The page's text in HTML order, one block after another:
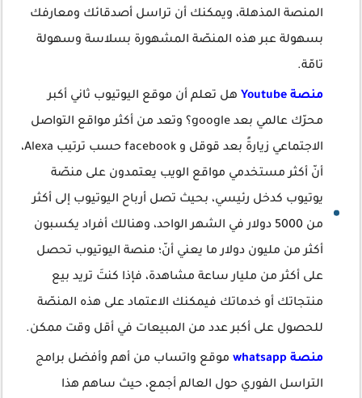
المنصة المذهلة، ويمكنك أن تراسل أصدقائك ومعارفك
بسهولة عبر هذه المنصّة المشهورة بسلاسة وسهولة
تامّة.
منصة Youtube
هل تعلم أن موقع اليوتيوب ثاني أكبر
محرّك عالمي بعد google؟ وتعد من أكثر مواقع التواصل
الاجتماعي زيارةً بعد قوقل و facebook حسب ترتيب Alexa،
أنّ أكثر مستخدمي مواقع الويب يعتمدون على منصّة
يوتيوب كدخل رئيسي، بحيث تصل أرباح اليوتيوب إلى أكثر
من 5000 دولار في الشهر الواحد، وهنالك أفراد يكسبون
أكثر من مليون دولار ما يعني أنّ؛ منصة اليوتيوب تحصل
على أكثر من مليار ساعة مشاهدة، فإذا كنتَ تريد بيع
منتجاتك أو خدماتك فيمكنك الاعتماد على هذه المنصّة
للحصول على أكبر عدد من المبيعات في أقل وقت ممكن.
منصة whatsapp
موقع واتساب من أهم وأفضل برامج
التراسل الفوري حول العالم أجمع، حيث ساهم هذا